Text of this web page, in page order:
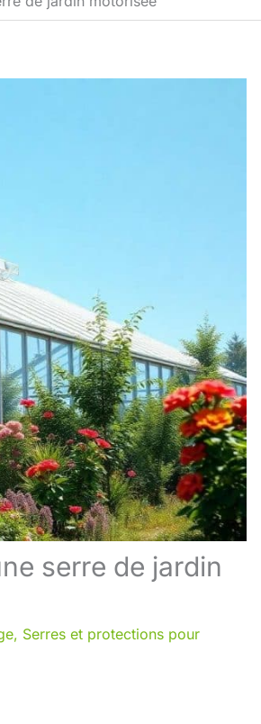
serre de jardin
, Serres et protections pour